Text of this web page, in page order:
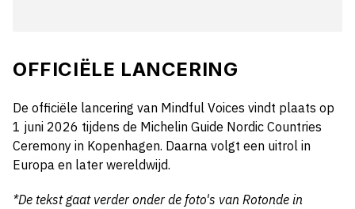
OFFICIËLE LANCERING
De officiële lancering van Mindful Voices vindt plaats op
1 juni 2026 tijdens de Michelin Guide Nordic Countries
Ceremony in Kopenhagen. Daarna volgt een uitrol in
Europa en later wereldwijd.
*De tekst gaat verder onder de foto's van Rotonde in